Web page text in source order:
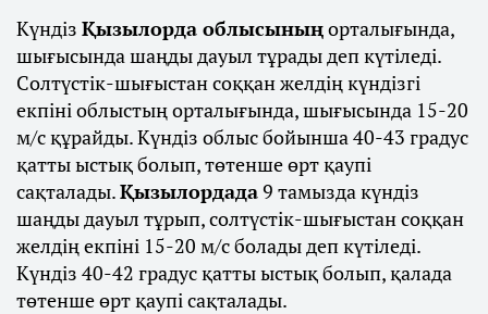
Күндіз Қызылорда облысыныңорталығында,
шығысында шаңды дауыл тұрады деп күтіледі.
Солтүстік-шығыстан соққан желдің күндізгі
екпіні облыстың орталығында, шығысында 15-20
м/с құрайды. Күндіз облыс бойынша 40-43 градус
қатты ыстық болып, төтенше өрт қаупі
сақталады.Қызылордада9 тамызда күндіз
шаңды дауыл тұрып, солтүстік-шығыстан соққан
желдің екпіні 15-20 м/с болады деп күтіледі.
Күндіз 40-42 градус қатты ыстық болып, қалада
төтенше өрт қаупі сақталады.